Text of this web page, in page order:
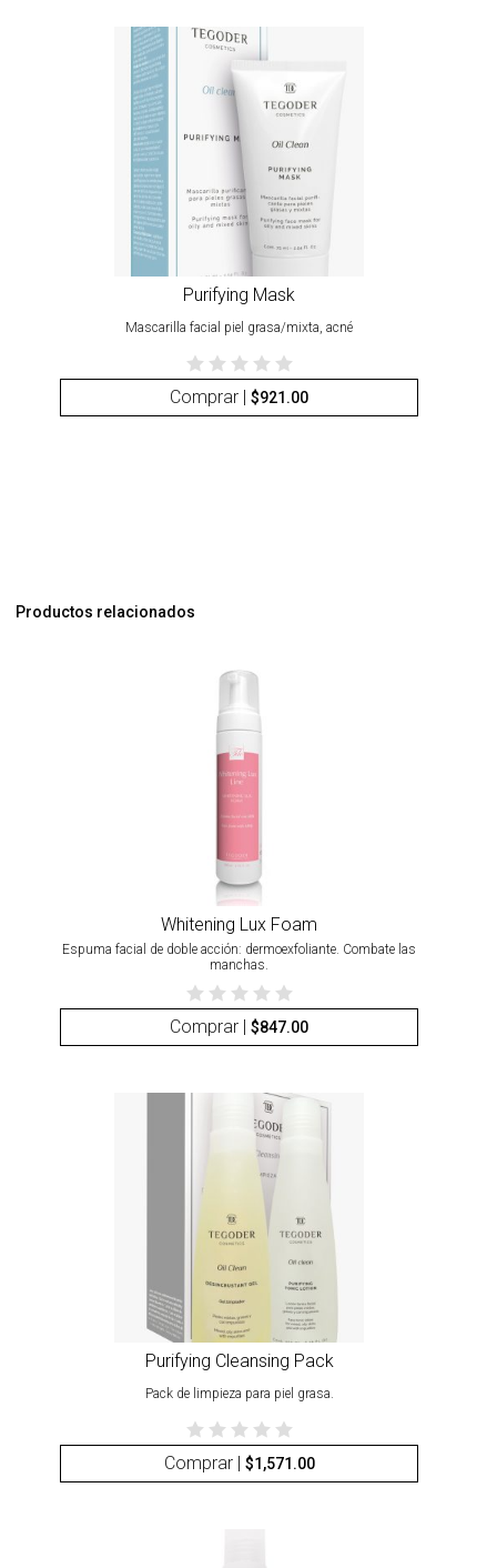
Purifying Mask
Mascarilla facial piel grasa/mixta, acné
Comprar |$921.00
Productos relacionados
Whitening Lux Foam
Espuma facial de doble acción: dermoexfoliante. Combate las
manchas.
Comprar |$847.00
Purifying Cleansing Pack
Pack de limpieza para piel grasa.
Comprar | $1,571.00